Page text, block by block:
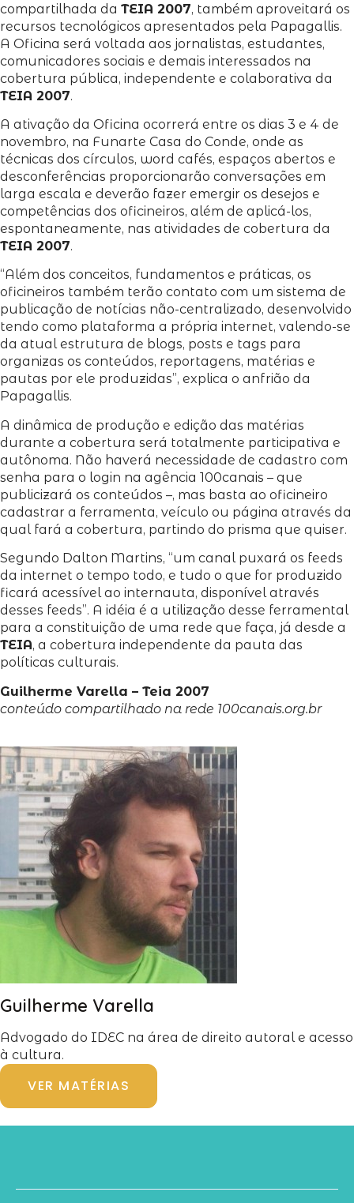
compartilhada da TEIA 2007, também aproveitará os
recursos tecnológicos apresentados pela Papagallis.
A Oficina será voltada aos jornalistas, estudantes,
comunicadores sociais e demais interessados na
cobertura pública, independente e colaborativa da
TEIA 2007.
A ativação da Oficina ocorrerá entre os dias 3 e 4 de
novembro, na Funarte Casa do Conde, onde as
técnicas dos círculos, word cafés, espaços abertos e
desconferências proporcionarão conversações em
larga escala e deverão fazer emergir os desejos e
competências dos oficineiros, além de aplicá-los,
espontaneamente, nas atividades de cobertura da
TEIA 2007.
“Além dos conceitos, fundamentos e práticas, os
oficineiros também terão contato com um sistema de
publicação de notícias não-centralizado, desenvolvido
tendo como plataforma a própria internet, valendo-se
da atual estrutura de blogs, posts e tags para
organizas os conteúdos, reportagens, matérias e
pautas por ele produzidas”, explica o anfrião da
Papagallis.
A dinâmica de produção e edição das matérias
durante a cobertura será totalmente participativa e
autônoma. Não haverá necessidade de cadastro com
senha para o login na agência 100canais – que
publicizará os conteúdos –, mas basta ao oficineiro
cadastrar a ferramenta, veículo ou página através da
qual fará a cobertura, partindo do prisma que quiser.
Segundo Dalton Martins, “um canal puxará os feeds
da internet o tempo todo, e tudo o que for produzido
ficará acessível ao internauta, disponível através
desses feeds”. A idéia é a utilização desse ferramental
para a constituição de uma rede que faça, já desde a
TEIA, a cobertura independente da pauta das
políticas culturais.
Guilherme Varella – Teia 2007
conteúdo compartilhado na rede 100canais.org.br
Guilherme Varella
Advogado do IDEC na área de direito autoral e acesso
à cultura.
VER MATÉRIAS